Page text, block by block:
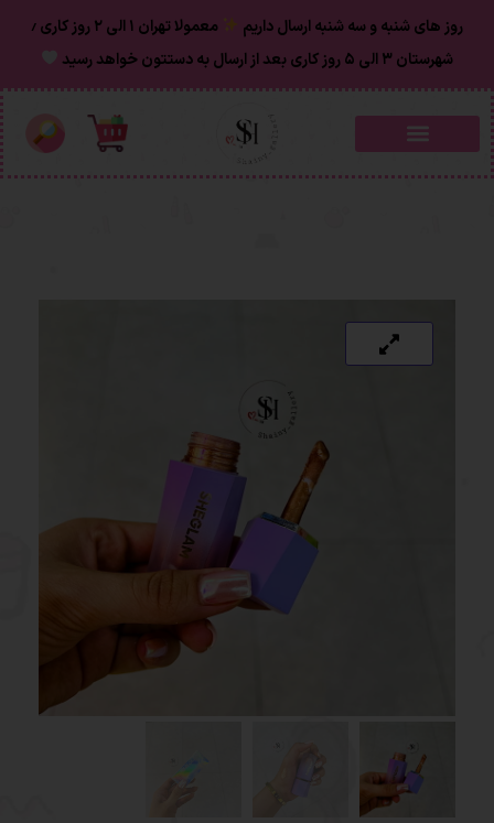
روز های شنبه و سه شنبه ارسال داریم
معمولا تهران ۱ الی ۲ روز‌ کاری ٫
شهرستان ۳ الی ۵ روز کاری بعد از ارسال به دستتون خواهد رسید